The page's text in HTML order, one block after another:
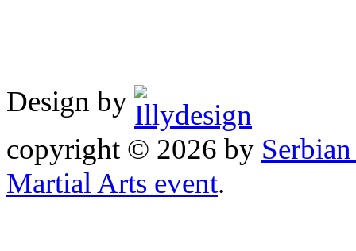
Design by
copyright © 2026 by
Martial Arts event.